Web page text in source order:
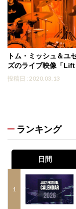
トム・ミッシュ＆ユ
ズのライブ映像「
投稿日 : 2020.03.13
ランキング
日間